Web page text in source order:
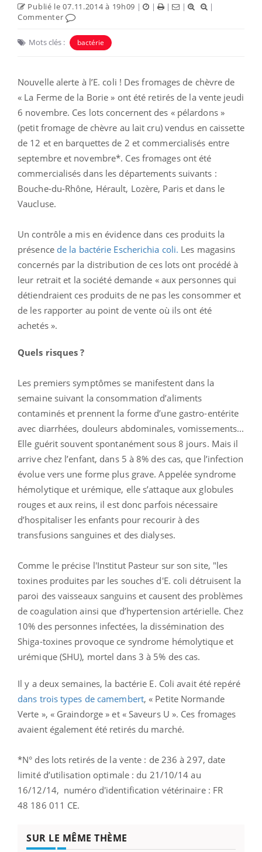
Publié le 07.11.2014 à 19h09 | | | |
|
Commenter
Mots clés : bactérie
Nouvelle alerte à l’E. coli ! Des fromages de chèvre de
« La Ferme de la Borie » ont été retirés de la vente jeudi
6 novembre. Ces lots concernent des « pélardons »
(petit fromage de chèvre au lait cru) vendus en caissette
de 12 et en barquettes de 2 et commercialisés entre
septembre et novembre*. Ces fromages ont été
commercialisés dans les départements suivants :
Bouche-du-Rhône, Hérault, Lozère, Paris et dans le
Vaucluse.
Un contrôle a mis en évidence dans ces produits la
présence de la bactérie Escherichia coli. Les magasins
concernés par la distribution de ces lots ont procédé à
leur retrait et la société demande « aux personnes qui
détiendraient ces produits de ne pas les consommer et
de les rapporter au point de vente où ils ont été
achetés ».
Quels risques ?
Les premiers symptômes se manifestent dans la
semaine suivant la consommation d’aliments
contaminés et prennent la forme d’une gastro-entérite
avec diarrhées, douleurs abdominales, vomissements...
Elle guérit souvent spontanément sous 8 jours. Mais il
arrive chez l’enfant, dans 5 à 8% des cas, que l’infection
évolue vers une forme plus grave. Appelée syndrome
hémolytique et urémique, elle s’attaque aux globules
rouges et aux reins, il est donc parfois nécessaire
d’hospitaliser les enfants pour recourir à des
transfusions sanguines et des dialyses.
Comme le précise l'Institut Pasteur sur son site, "les
toxines produites par les souches d'E. coli détruisent la
paroi des vaisseaux sanguins et causent des problèmes
de coagulation ainsi que d’hypertension artérielle. Chez
10% des personnes infectées, la dissémination des
Shiga-toxines provoque ce syndrome hémolytique et
urémique (SHU), mortel dans 3 à 5% des cas.
Il y a deux semaines, la bactérie E. Coli avait été repéré
dans trois types de camembert, « Petite Normande
Verte », « Graindorge » et « Saveurs U ». Ces fromages
avaient également été retirés du marché.
*N° des lots retirés de la vente : de 236 à 297, date
limité d’utilisation optimale : du 21/10/14 au
16/12/14, numéro d'identification vétérinaire : FR
48 186 011 CE.
SUR LE MÊME THÈME